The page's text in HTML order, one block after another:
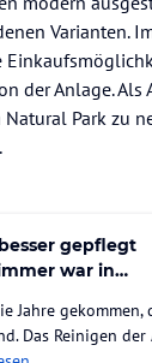
Varianten.
der Anlage. Als
Park zu
gepflegt
war in
da viele Fliesen